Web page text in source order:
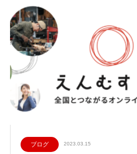
ブログ 2023.03.15